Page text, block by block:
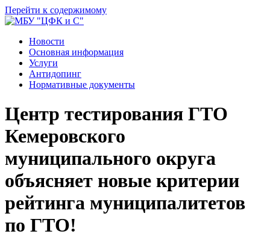
Перейти к содержимому
Новости
Основная информация
Услуги
Антидопинг
Нормативные документы
Центр тестирования ГТО
Кемеровского
муниципального округа
объясняет новые критерии
рейтинга муниципалитетов
по ГТО!